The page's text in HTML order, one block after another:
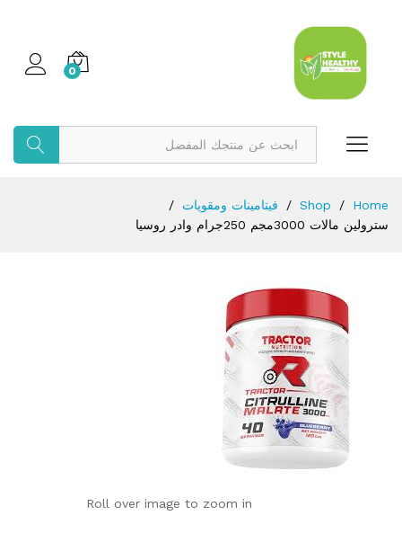
0
Home
/
Shop
/ فيتامينات ومقويات
/
سترولين مالات 3000مجم 250جرام وادر روسيا
Roll over image to zoom in